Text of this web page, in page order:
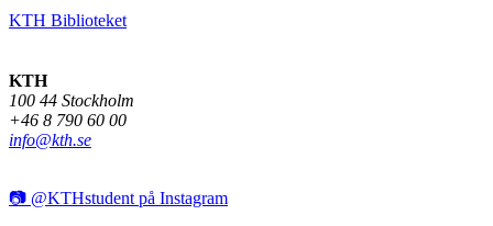
KTH Biblioteket
KTH
100 44 Stockholm
+46 8 790 60 00
info@kth.se
📷 @KTHstudent på Instagram